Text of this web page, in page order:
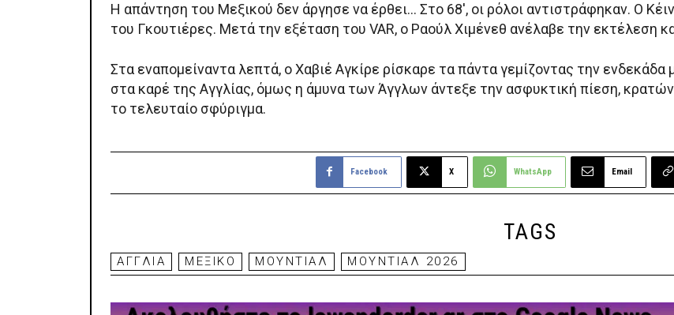
Η απάντηση του Μεξικού δεν άργησε να έρθει… Στο 68′, οι ρόλοι αντιστράφηκαν. Ο
του Γκουτιέρες. Μετά την εξέταση του VAR, ο Ραούλ Χιμένεθ ανέλαβε την εκτέλεση
Στα εναπομείναντα λεπτά, ο Χαβιέ Αγκίρε ρίσκαρε τα πάντα γεμίζοντας την
στα καρέ της Αγγλίας, όμως η άμυνα των Άγγλων άντεξε την ασφυκτική πίεση,
το τελευταίο σφύριγμα.
Facebook X WhatsApp Email
TAGS
ΑΓΓΛΙΑ ΜΕΞΙΚΌ ΜΟΥΝΤΙΑΛ ΜΟΥΝΤΙΑΛ 2026